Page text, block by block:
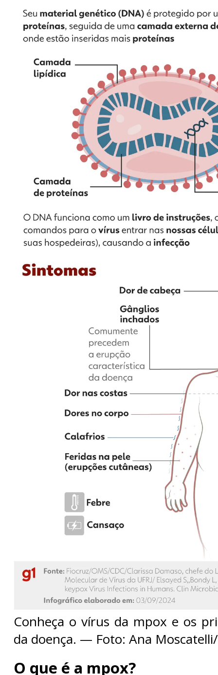
Conheça o vírus da mpox e os
da doença. — Foto: Ana
O que é a mpox?